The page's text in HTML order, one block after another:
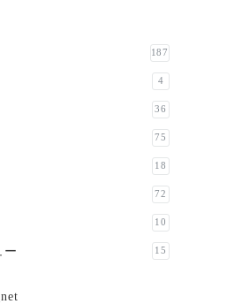
187
4
36
75
18
72
10
ー 15